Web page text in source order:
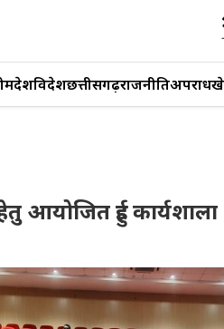
देशविदेशछत्तीसगढ़राजनीतिअपराध
आयोजित हुई कार्यशाला